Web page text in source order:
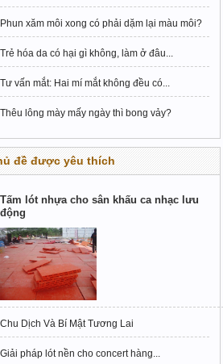
Phun xăm môi xong có phải dặm lại màu môi?
Trẻ hóa da có hại gì không, làm ở đâu...
Tư vấn mắt: Hai mí mắt không đều có...
Thêu lông mày mấy ngày thì bong vảy?
đề được yêu thích
Tấm lót nhựa cho sân khấu ca nhạc lưu
động
Chu Dịch Và Bí Mật Tương Lai
Giải pháp lót nền cho concert hàng...